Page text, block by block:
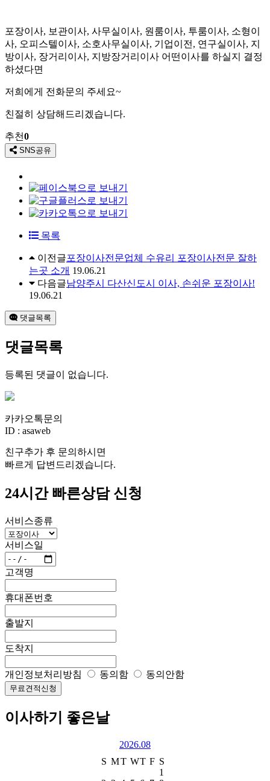
포장이사, 보관이사, 사무실이사, 원룸이사, 투룸이사, 소형이
사, 오피스텔이사, 소호사무실이사, 기업이전, 연구실이사, 지
방이사, 장거리이사, 지방장거리이사 어떤이사를 하실지 결정
하셨다면
저희에게 전화문의 주세요~
친절히 상담해드리겠습니다.
추천0
SNS공유
목록
이전글포장이사전문업체 수유리 포장이사전문 잘하
는곳 소개 19.06.21
다음글남양주시 다산신도시 이사, 손쉬운 포장이사!
19.06.21
댓글목록
댓글목록
등록된 댓글이 없습니다.
카카오톡문의
ID : asaweb
친구추가 후 문의하시면
빠르게 답변드리겠습니다.
24시간 빠른상담 신청
서비스종류
서비스일
고객명
휴대폰번호
출발지
도착지
개인정보처리방침 동의함 동의안함
무료견적신청
이사하기 좋은날
2026.08
S MT WT F S
1